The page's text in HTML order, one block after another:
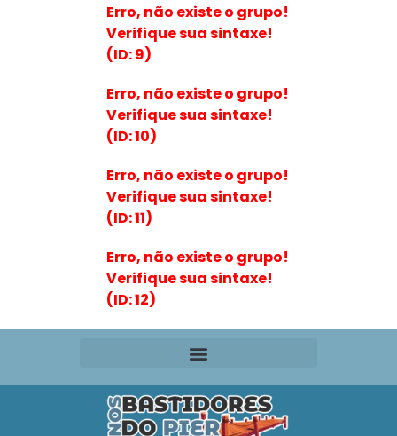
Erro, não existe o grupo!
Verifique sua sintaxe!
(ID: 9)
Erro, não existe o grupo!
Verifique sua sintaxe!
(ID: 10)
Erro, não existe o grupo!
Verifique sua sintaxe!
(ID: 11)
Erro, não existe o grupo!
Verifique sua sintaxe!
(ID: 12)